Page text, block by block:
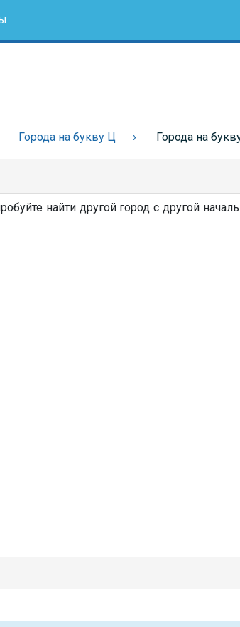
Города на букву Ц Города на
найти другой город с другой